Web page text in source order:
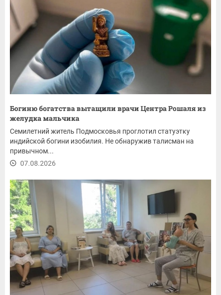
Богиню богатства вытащили врачи Центра Рошаля из
желудка мальчика
Семилетний житель Подмосковья проглотил статуэтку
индийской богини изобилия. Не обнаружив талисман на
привычном...
07.08.2026